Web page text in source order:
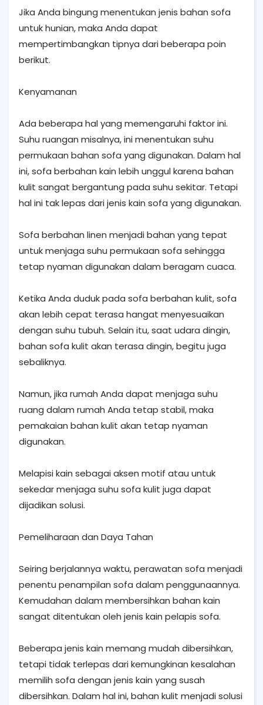
Jika Anda bingung menentukan jenis bahan sofa
untuk hunian, maka Anda dapat
mempertimbangkan tipnya dari beberapa poin
berikut.
Kenyamanan
Ada beberapa hal yang memengaruhi faktor ini.
Suhu ruangan misalnya, ini menentukan suhu
permukaan bahan sofa yang digunakan. Dalam hal
ini, sofa berbahan kain lebih unggul karena bahan
kulit sangat bergantung pada suhu sekitar. Tetapi
hal ini tak lepas dari jenis kain sofa yang digunakan.
Sofa berbahan linen menjadi bahan yang tepat
untuk menjaga suhu permukaan sofa sehingga
tetap nyaman digunakan dalam beragam cuaca.
Ketika Anda duduk pada sofa berbahan kulit, sofa
akan lebih cepat terasa hangat menyesuaikan
dengan suhu tubuh. Selain itu, saat udara dingin,
bahan sofa kulit akan terasa dingin, begitu juga
sebaliknya.
Namun, jika rumah Anda dapat menjaga suhu
ruang dalam rumah Anda tetap stabil, maka
pemakaian bahan kulit akan tetap nyaman
digunakan.
Melapisi kain sebagai aksen motif atau untuk
sekedar menjaga suhu sofa kulit juga dapat
dijadikan solusi.
Pemeliharaan dan Daya Tahan
Seiring berjalannya waktu, perawatan sofa menjadi
penentu penampilan sofa dalam penggunaannya.
Kemudahan dalam membersihkan bahan kain
sangat ditentukan oleh jenis kain pelapis sofa.
Beberapa jenis kain memang mudah dibersihkan,
tetapi tidak terlepas dari kemungkinan kesalahan
memilih sofa dengan jenis kain yang susah
dibersihkan. Dalam hal ini, bahan kulit menjadi solusi